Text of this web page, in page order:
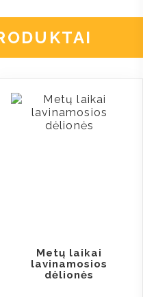
Metų laikai
lavinamosios
dėlionės